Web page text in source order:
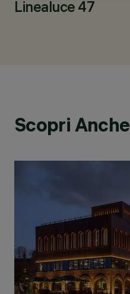
Linealuce 47
Scopri Anche